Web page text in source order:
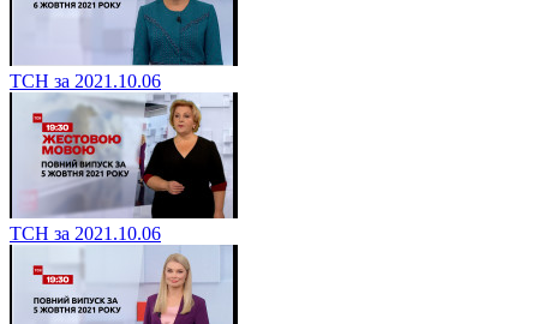
ТСН за 2021.10.06
ТСН за 2021.10.06